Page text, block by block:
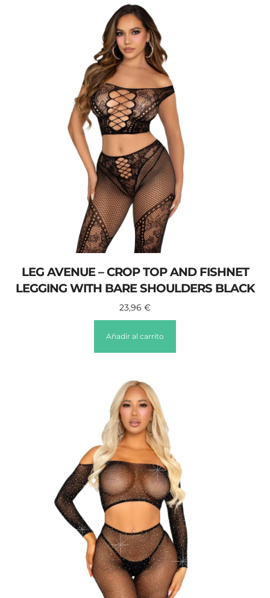
LEG AVENUE – CROP TOP AND FISHNET
LEGGING WITH BARE SHOULDERS BLACK
23,96 €
Añadir al carrito